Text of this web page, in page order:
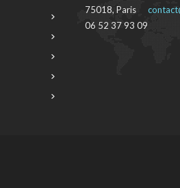
75018, Paris
06 52 37 93 09